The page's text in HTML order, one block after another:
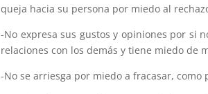
queja hacia su persona por miedo al
-No expresa sus gustos y opiniones por si
relaciones con los demás y tiene miedo de
-No se arriesga por miedo a fracasar,